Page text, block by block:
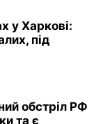
у Харкові:
під
обстріл РФ
та є